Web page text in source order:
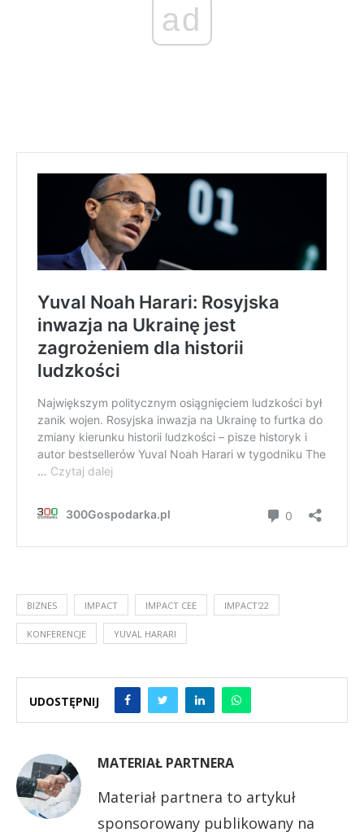
ad
BIZNES IMPACT IMPACT CEE IMPACT'22
KONFERENCJE YUVAL HARARI
UDOSTĘPNIJ
MATERIAŁ PARTNERA
Materiał partnera to artykuł
sponsorowany publikowany na